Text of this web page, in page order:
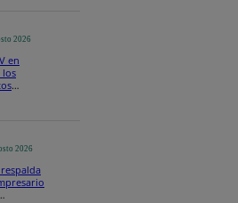
2026
en
los
2026